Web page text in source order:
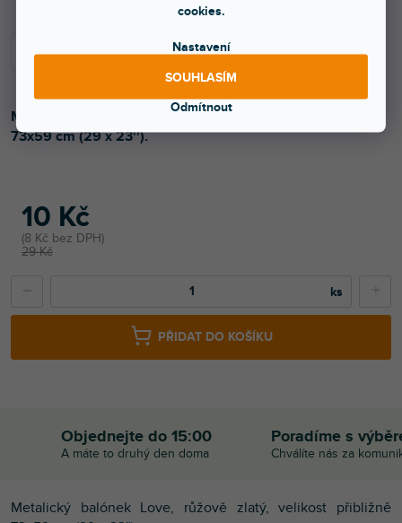
cookies.
Nastavení
Odmítnout
SOUHLASÍM
29 Kč
10 Kč
8 Kč bez DPH
PŘIDAT DO KOŠÍKU
Metalický balónek Love, růžově zlatý, velikost přibližně
73x59 cm (29 x 23'').
Objednejte do 15:00
A máte to druhý den doma
Poradíme s
Chválíte nás za
Metalický balónek Love, růžově zlatý, velikost přibližně